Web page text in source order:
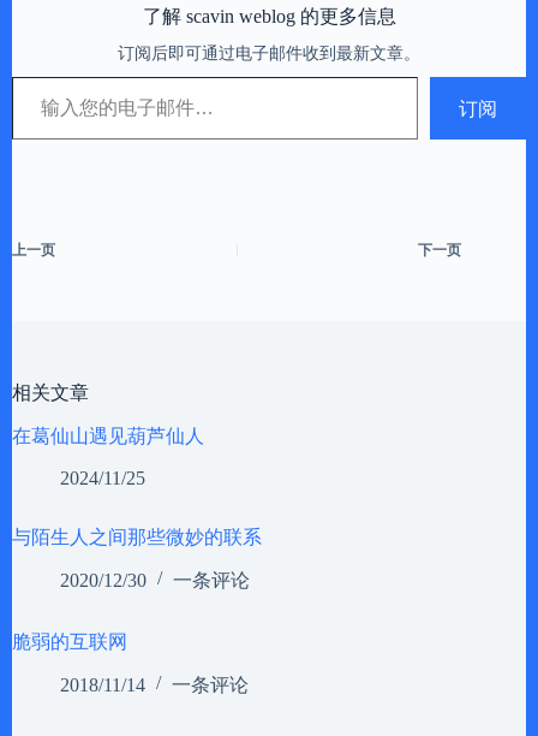
了解 scavin weblog 的更多信息
订阅后即可通过电子邮件收到最新文章。
输入您的电子邮件…
订阅
上一页 下一页
相关文章
在葛仙山遇见葫芦仙人
2024/11/25
与陌生人之间那些微妙的联系
2020/12/30 一条评论
脆弱的互联网
2018/11/14 一条评论